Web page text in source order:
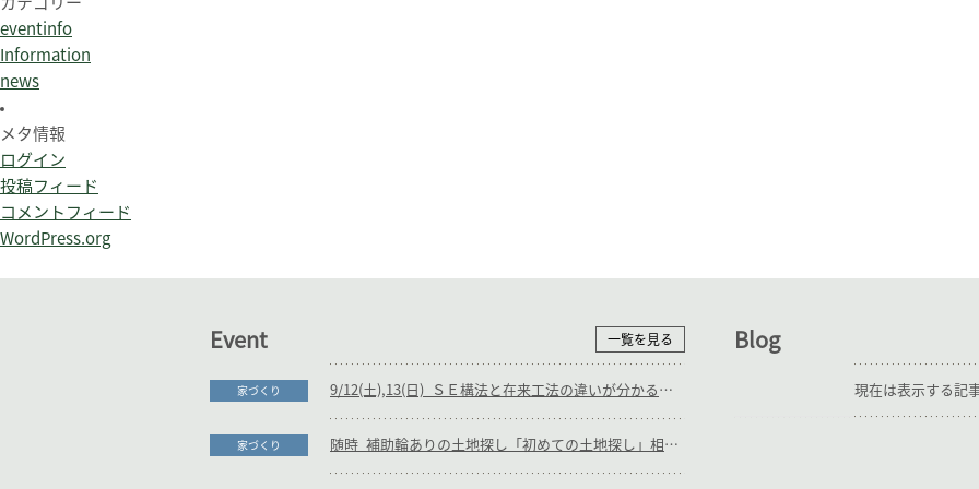
eventinfo
Information
news
メタ情報
ログイン
投稿フィード
コメントフィード
WordPress.org
Event 一覧を見る
家づくり 9/12(土),13(日)_ＳＥ構法と在来工法の違いが分かる 施工中見学会
家づくり 随時_補助輪ありの土地探し「初めての土地探し」相談会【3組様限定】
Blog
現在は表示する記